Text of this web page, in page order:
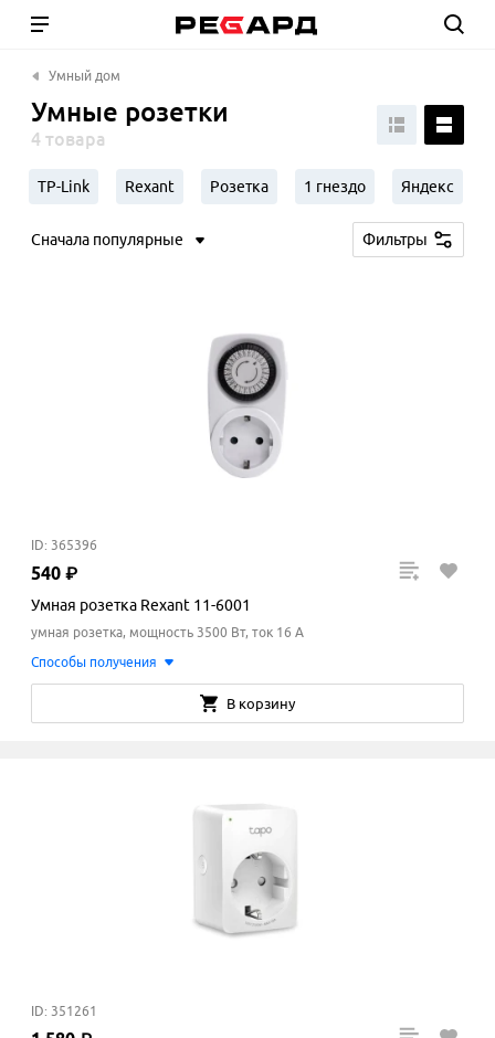
Умный дом
Умные розетки
4 товара
TP-Link Rexant Розетка 1 гнездо Яндекс
Сначала популярные Фильтры
ID: 365396
540 ₽
Умная розетка Rexant 11-6001
умная розетка, мощность 3500 Вт, ток 16 A
Способы получения
В корзину
ID: 351261